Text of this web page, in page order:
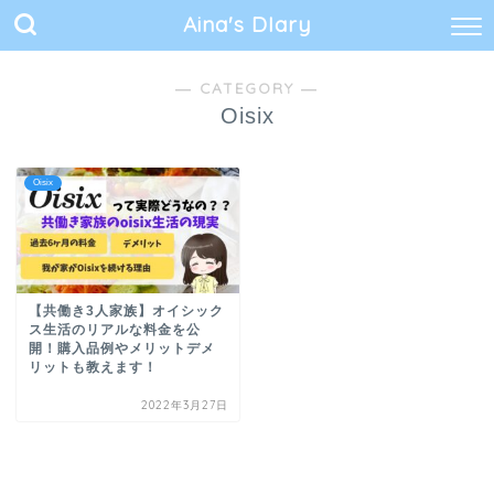
Aina's DIary
― CATEGORY ―
Oisix
Oisix
【共働き3人家族】オイシック
ス生活のリアルな料金を公
開！購入品例やメリットデメ
リットも教えます！
2022年3月27日